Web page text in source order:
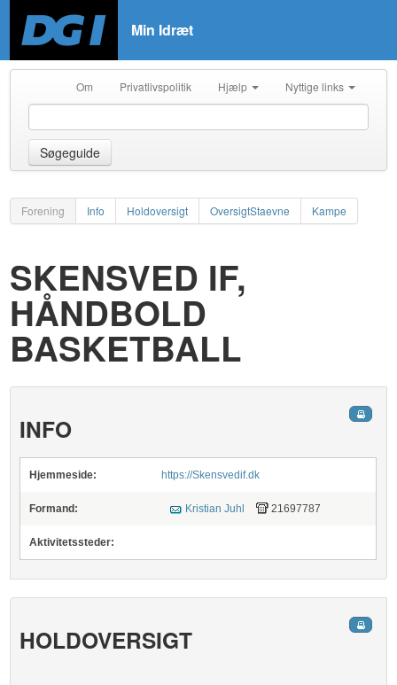
Min Idræt
Om Privatlivspolitik Hjælp Nyttige links
Søgeguide
Forening Info Holdoversigt OversigtStaevne Kampe
SKENSVED IF,
HÅNDBOLD
BASKETBALL
INFO
Hjemmeside: https://Skensvedif.dk
Formand: Kristian Juhl 21697787
Aktivitetssteder:
HOLDOVERSIGT